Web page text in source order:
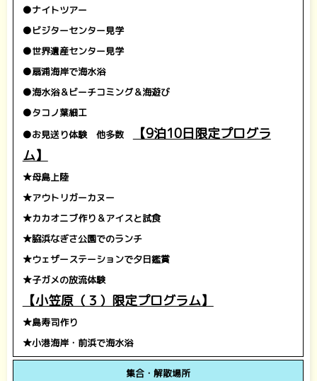
●ナイトツアー
●ビジターセンター見学
●世界遺産センター見学
●扇浦海岸で海水浴
●海水浴＆ビーチコミング＆海遊び
●タコノ葉細工
●お見送り体験 他多数あ
【9泊10日限定プログラ
ム】
★母島上陸
★アウトリガーカヌー
★カカオニブ作り＆アイスと試食
★脇浜なぎさ公園でのランチ
★ウェザーステーションで夕日鑑賞
★子ガメの放流体験あ
【小笠原（３）限定プログラム】
★島寿司作り
★小港海岸・前浜で海水浴
集合・解散場所